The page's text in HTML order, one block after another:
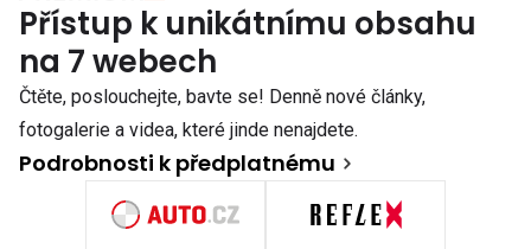
Přístup k unikátnímu obsahu
na 7 webech
Čtěte, poslouchejte, bavte se! Denně nové články,
fotogalerie a videa, které jinde nenajdete.
Podrobnosti k předplatnému